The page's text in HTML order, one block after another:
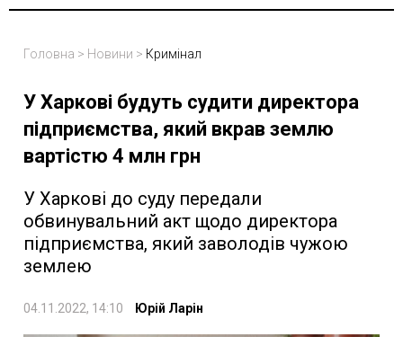
Головна > Новини > Кримінал
У Харкові будуть судити директора
підприємства, який вкрав землю
вартістю 4 млн грн
У Харкові до суду передали
обвинувальний акт щодо директора
підприємства, який заволодів чужою
землею
04.11.2022, 14:10 Юрій Ларін